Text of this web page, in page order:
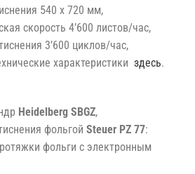
540 x 720 мм,
скорость 4’600 листов/час,
3’600 циклов/час,
характеристики здесь.
Heidelberg SBGZ,
фольгой Steuer PZ 77:
фольги с электронным